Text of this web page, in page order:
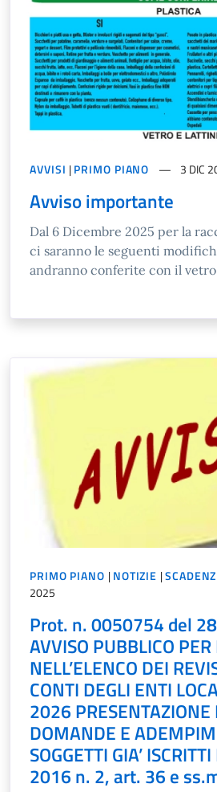
AVVISI |PRIMO PIANO 3 DIC
Avviso importante
Dal 6 Dicembre 2025 per la
ci saranno le seguenti
andranno conferite con il vetro
PRIMO PIANO |NOTIZIE |
2025
Prot. n. 0050754 del
AVVISO PUBBLICO PER
NELL’ELENCO DEI
CONTI DEGLI ENTI
2026 PRESENTAZIONE
DOMANDE E
SOGGETTI GIA’
2016 n. 2, art. 36 e